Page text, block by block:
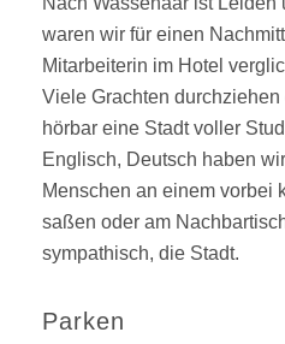
waren wir für einen
Mitarbeiterin im Hotel
Viele Grachten
hörbar eine Stadt voller
Englisch, Deutsch haben
Menschen an einem vorbei
saßen oder am
sympathisch, die Stadt.
Parken